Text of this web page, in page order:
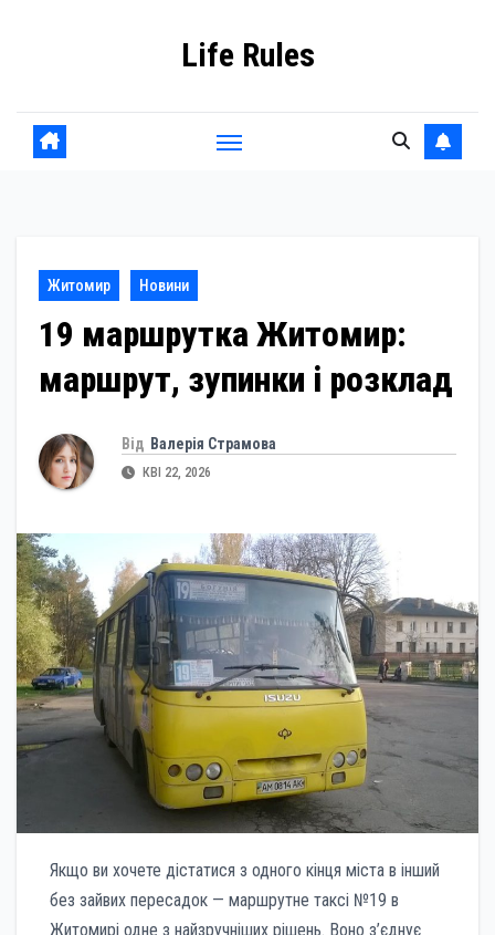
Life Rules
Житомир Новини
19 маршрутка Житомир:
маршрут, зупинки і розклад
Від Валерія Страмова
КВІ 22, 2026
Якщо ви хочете дістатися з одного кінця міста в інший
без зайвих пересадок — маршрутне таксі №19 в
Житомирі одне з найзручніших рішень. Воно з’єднує